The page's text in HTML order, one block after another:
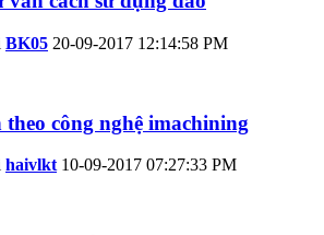
BK05 20-09-2017 12:14:58 PM
công nghệ imachining
haivlkt 10-09-2017 07:27:33 PM